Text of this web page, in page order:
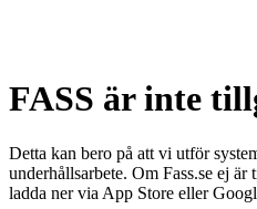
FASS är inte
Detta kan bero på att vi utför
underhållsarbete. Om Fass.se ej
ladda ner via App Store eller